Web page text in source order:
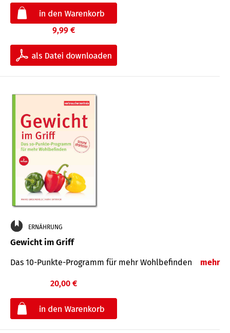
9,99 €
ERNÄHRUNG
Gewicht im Griff
Das 10-Punkte-Programm für mehr Wohlbefinden mehr
20,00 €